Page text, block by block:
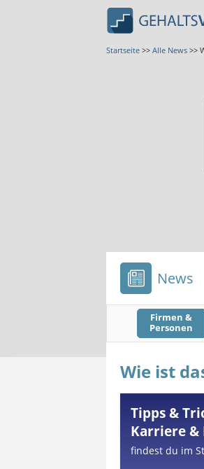
Startseite >> Alle News >>
News
Firmen &
Personen
Wie ist
Tipps &
Karriere &
findest du im